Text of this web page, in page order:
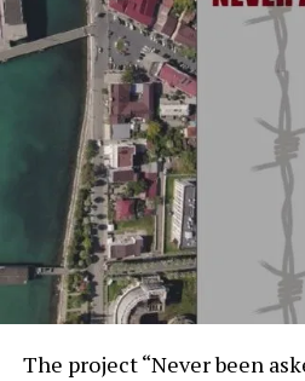
И никто не спрашивает
мечтать и развиваться в
обстоятельствах?», –
части фильма Атана Агрба.
The project “Never been